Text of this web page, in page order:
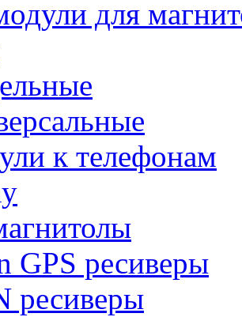
для
к телефонам
GPS ресиверы
ресиверы